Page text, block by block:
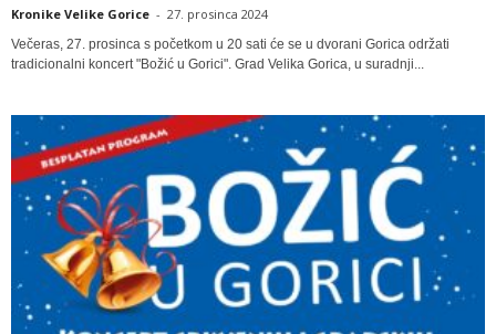
Kronike Velike Gorice - 27. prosinca 2024
Večeras, 27. prosinca s početkom u 20 sati će se u dvorani Gorica održati
tradicionalni koncert "Božić u Gorici". Grad Velika Gorica, u suradnji...